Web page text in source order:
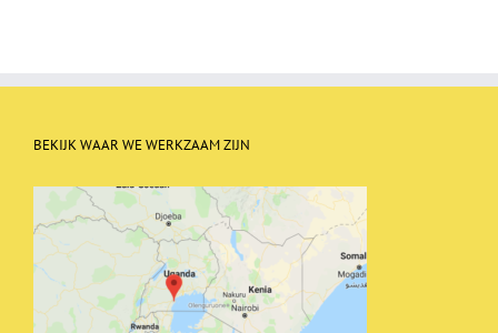
BEKIJK WAAR WE WERKZAAM ZIJN